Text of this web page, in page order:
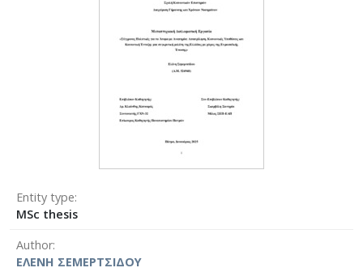
Entity type
MSc thesis
Author
ΕΛΕΝΗ ΣΕΜΕΡΤΣΙΔΟΥ